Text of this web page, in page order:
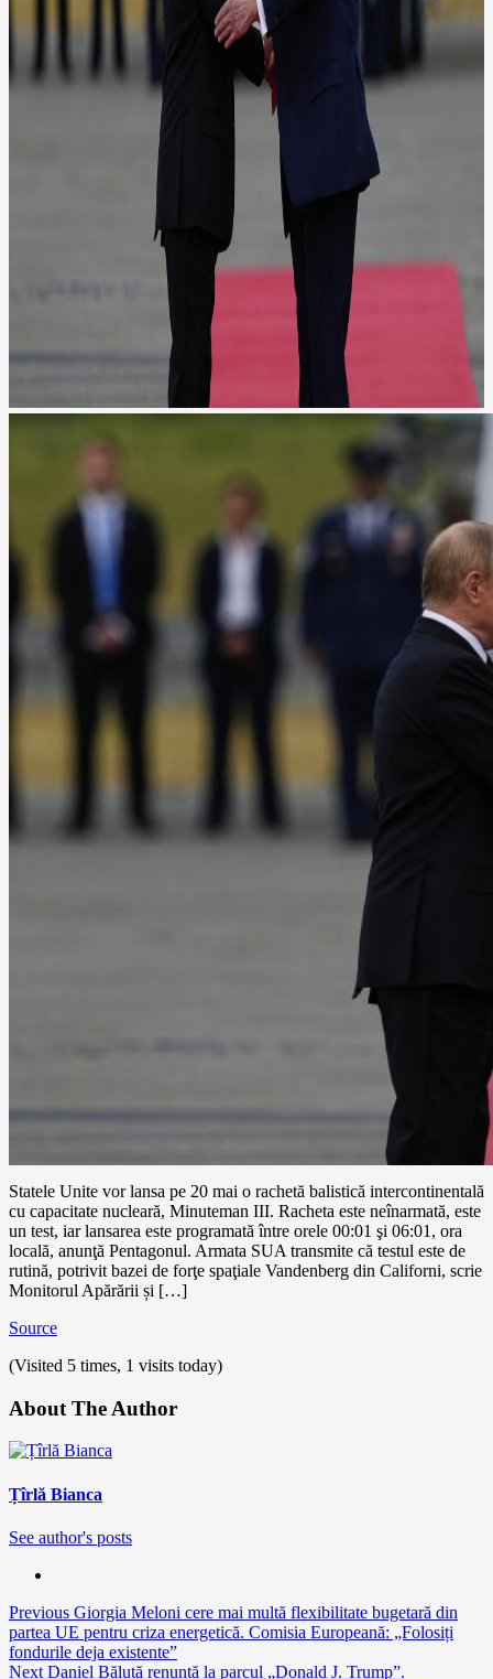
Statele Unite vor lansa pe 20 mai o rachetă balistică intercontinentală
cu capacitate nucleară, Minuteman III. Racheta este neînarmată, este
un test, iar lansarea este programată între orele 00:01 şi 06:01, ora
locală, anunţă Pentagonul. Armata SUA transmite că testul este de
rutină, potrivit bazei de forţe spaţiale Vandenberg din Californi, scrie
Monitorul Apărării și […]
Source
(Visited 5 times, 1 visits today)
About The Author
Țîrlă Bianca
See author's posts
Continue
Reading
Previous Giorgia Meloni cere mai multă flexibilitate bugetară din
partea UE pentru criza energetică. Comisia Europeană: „Folosiți
fondurile deja existente”
Next Daniel Băluță renunță la parcul „Donald J. Trump”.